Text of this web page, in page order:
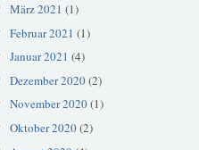
März 2021 (1)
Februar 2021 (1)
Januar 2021 (4)
Dezember 2020(2)
November 2020(1)
Oktober 2020(2)